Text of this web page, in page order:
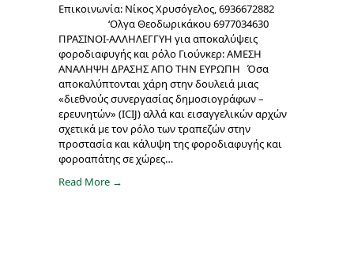
Επικοινωνία: Νίκος Χρυσόγελος, 6936672882
‘Ολγα Θεοδωρικάκου 6977034630
ΠΡΑΣΙΝΟΙ-ΑΛΛΗΛΕΓΓΥΗ για αποκαλύψεις
φοροδιαφυγής και ρόλο Γιούνκερ: ΑΜΕΣΗ
ΑΝΑΛΗΨΗ ΔΡΑΣΗΣ ΑΠΟ ΤΗΝ ΕΥΡΩΠΗ Όσα
αποκαλύπτονται χάρη στην δουλειά μιας
«διεθνούς συνεργασίας δημοσιογράφων –
ερευνητών» (ICIJ) αλλά και εισαγγελικών αρχών
σχετικά με τον ρόλο των τραπεζών στην
προστασία και κάλυψη της φοροδιαφυγής και
φοροαπάτης σε χώρες…
Read More →